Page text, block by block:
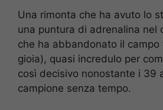
Una rimonta che ha avuto lo
una puntura di adrenalina nel
che ha abbandonato il campo
gioia), quasi incredulo per
così decisivo nonostante i 39
campione senza tempo.